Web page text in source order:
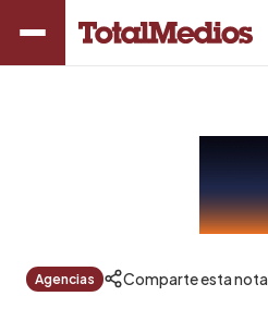
Agencias Comparte esta nota